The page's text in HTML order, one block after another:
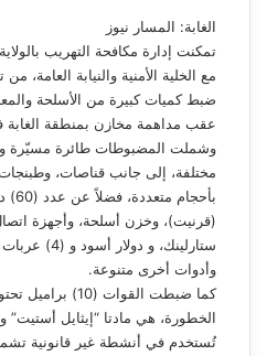
الغابة: المسار نيوز
تمكنت إدارة مكافحة التهريب
مع الخلية الأمنية والنيابة
ضبط كميات كبيرة من الأسلحة
عقب مداهمة مخازن بمنطقة الغابة
مختلفة، إلى جانب قناصات،
(قرنيت)، وخزن أسلحة، وأجهزة
ستارلينك، و
وأدوات أخرى متنوعة.
كما ضبطت القوات
الخطورة، هي مادتا “إيثايل أستيت”
تُستخدم في أنشطة غير قانونية